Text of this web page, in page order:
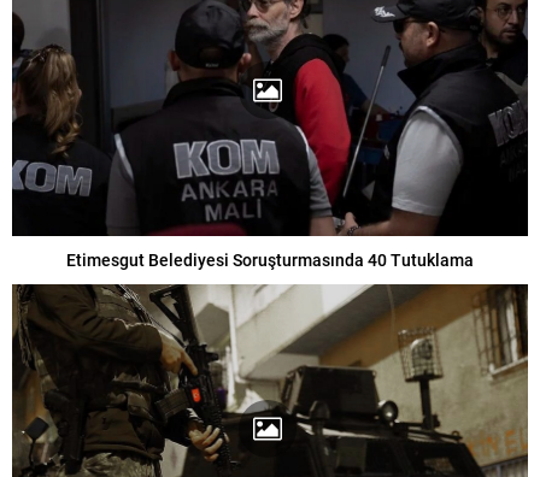
Etimesgut Belediyesi Soruşturmasında 40 Tutuklama